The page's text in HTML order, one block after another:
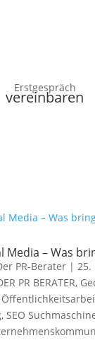
Erstgespräch
vereinbaren
Media – Was
PR-Berater| 25.
PR BERATER,
, SEO